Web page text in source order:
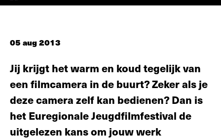
05 aug 2013
Jij krijgt het warm en koud tegelijk van
een filmcamera in de buurt? Zeker als je
deze camera zelf kan bedienen? Dan is
het Euregionale Jeugdfilmfestival de
uitgelezen kans om jouw werk